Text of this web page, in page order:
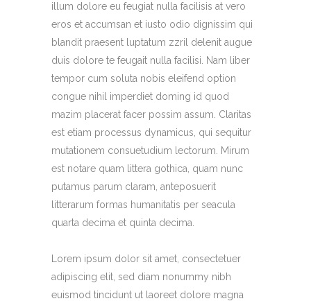
illum dolore eu feugiat nulla facilisis at vero
eros et accumsan et iusto odio dignissim qui
blandit praesent luptatum zzril delenit augue
duis dolore te feugait nulla facilisi. Nam liber
tempor cum soluta nobis eleifend option
congue nihil imperdiet doming id quod
mazim placerat facer possim assum. Claritas
est etiam processus dynamicus, qui sequitur
mutationem consuetudium lectorum. Mirum
est notare quam littera gothica, quam nunc
putamus parum claram, anteposuerit
litterarum formas humanitatis per seacula
quarta decima et quinta decima.
Lorem ipsum dolor sit amet, consectetuer
adipiscing elit, sed diam nonummy nibh
euismod tincidunt ut laoreet dolore magna